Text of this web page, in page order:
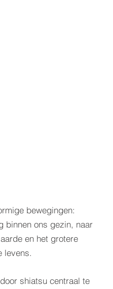
bewegingen:
binnen ons gezin, naar
en het grotere
levens.
shiatsu centraal te